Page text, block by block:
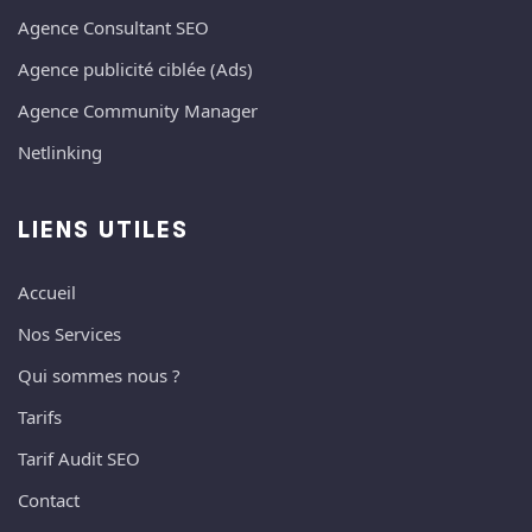
Agence Consultant SEO
Agence publicité ciblée (Ads)
Agence Community Manager
Netlinking
LIENS UTILES
Accueil
Nos Services
Qui sommes nous ?
Tarifs
Tarif Audit SEO
Contact